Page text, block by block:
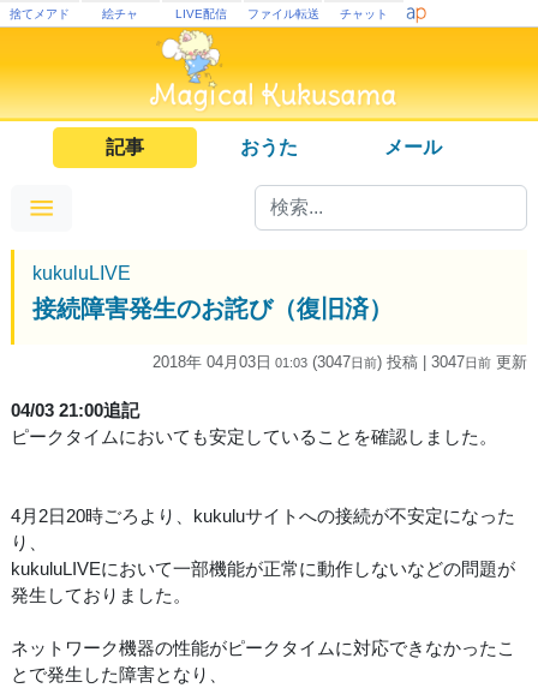
捨てメアド 絵チャ LIVE配信 ファイル転送 チャット
記事 おうた メール
kukuluLIVE
接続障害発生のお詫び（復旧済）
2018年 04月03日 01:03 (3047日前) 投稿 | 3047日前 更新
04/03 21:00追記
ピークタイムにおいても安定していることを確認しました。
4月2日20時ごろより、kukuluサイトへの接続が不安定になった
り、
kukuluLIVEにおいて一部機能が正常に動作しないなどの問題が
発生しておりました。
ネットワーク機器の性能がピークタイムに対応できなかったこ
とで発生した障害となり、